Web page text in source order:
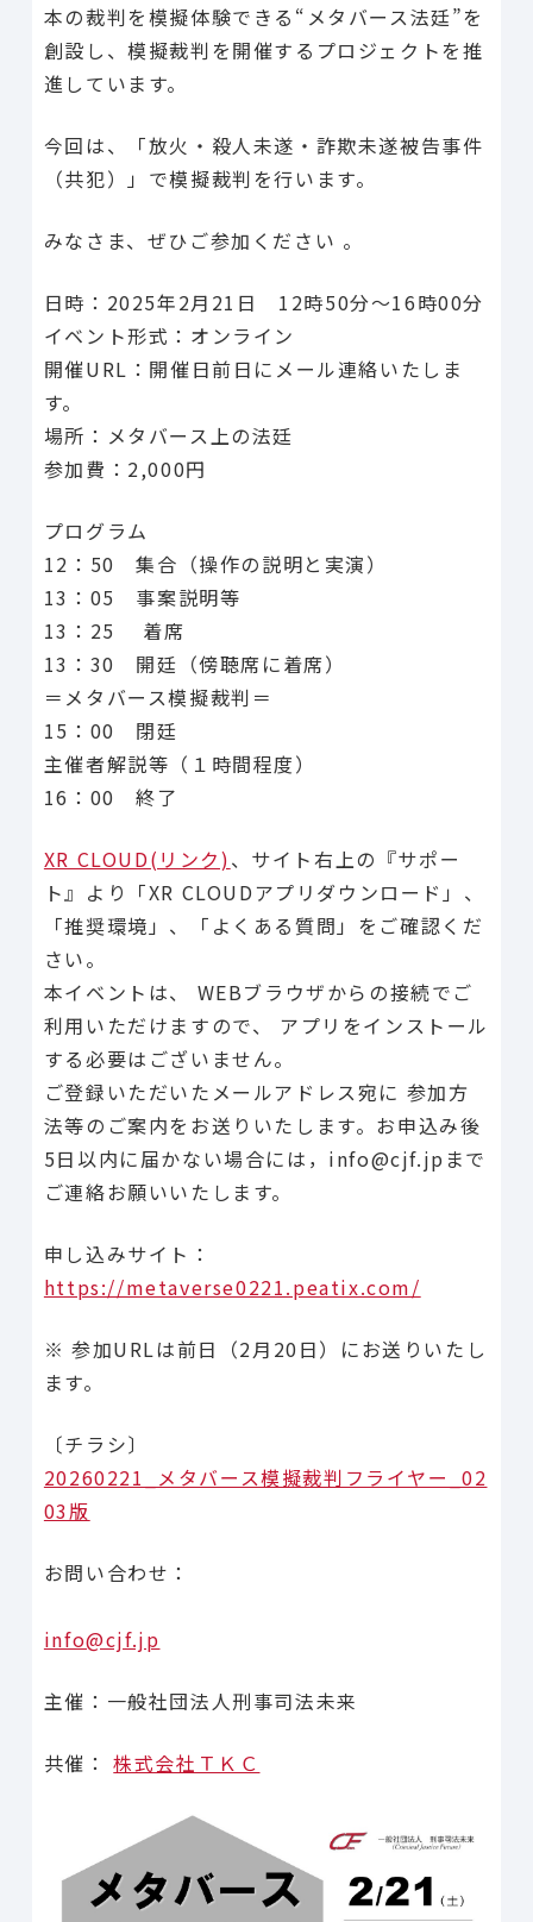
本の裁判を模擬体験できる“メタバース法廷”を
創設し、模擬裁判を開催するプロジェクトを推
進しています。
今回は、「放火・殺人未遂・詐欺未遂被告事件
（共犯）」で模擬裁判を行います。
みなさま、ぜひご参加ください 。
日時：2025年2月21日 12時50分〜16時00分
イベント形式：オンライン
開催URL：開催日前日にメール連絡いたしま
す。
場所：メタバース上の法廷
参加費：2,000円
プログラム
12：50 集合（操作の説明と実演）
13：05 事案説明等
13：25 着席
13：30 開廷（傍聴席に着席）
＝メタバース模擬裁判＝
15：00 閉廷
主催者解説等（１時間程度）
16：00 終了
XR CLOUD(リンク)、サイト右上の『サポー
ト』より「XR CLOUDアプリダウンロード」、
「推奨環境」、「よくある質問」をご確認くだ
さい。
本イベントは、 WEBブラウザからの接続でご
利用いただけますので、 アプリをインストール
する必要はございません。
ご登録いただいたメールアドレス宛に 参加方
法等のご案内をお送りいたします。お申込み後
5日以内に届かない場合には，info@cjf.jpまで
ご連絡お願いいたします。
申し込みサイト：
https://metaverse0221.peatix.com/
※ 参加URLは前日（2月20日）にお送りいたし
ます。
〔チラシ〕
20260221_メタバース模擬裁判フライヤー_02
03版
お問い合わせ：
info@cjf.jp
主催：一般社団法人刑事司法未来
共催：株式会社ＴＫＣ